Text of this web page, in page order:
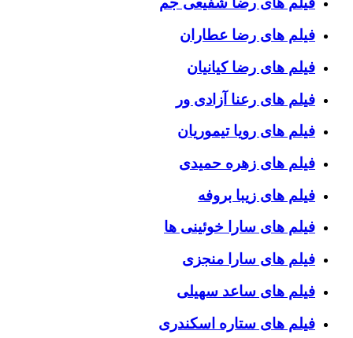
فیلم های رضا عطاران
فیلم های رضا کیانیان
فیلم های رعنا آزادی ور
فیلم های رویا تیموریان
فیلم های زهره حمیدی
فیلم های زیبا بروفه
فیلم های سارا خوئینی ها
فیلم های سارا منجزی
فیلم های ساعد سهیلی
فیلم های ستاره اسکندری